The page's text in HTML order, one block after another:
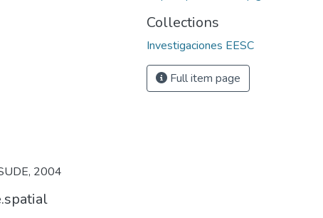
2004
Collections
Investigaciones EESC
Full item page